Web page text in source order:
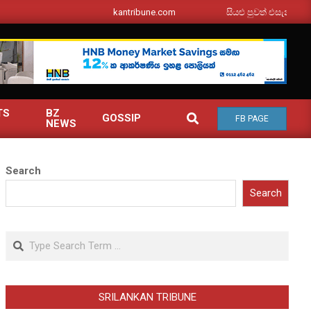
srilankantribune.com සියළු පුවත් එසැනින් ඔබ වෙත
BZ
NEWS
GOSSIP SEARCH
FB PAGE
Search
Search
Search
SRILANKAN TRIBUNE